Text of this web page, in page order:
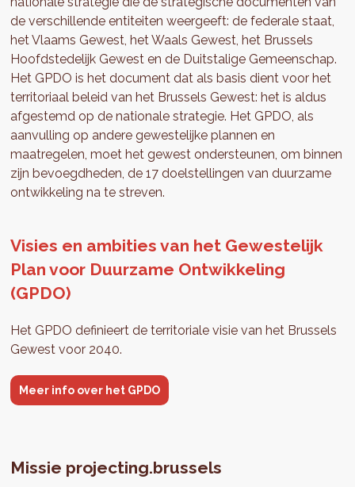
de verschillende entiteiten weergeeft: de federale staat,
het Vlaams Gewest, het Waals Gewest, het Brussels
Hoofdstedelijk Gewest en de Duitstalige Gemeenschap.
Het GPDO is het document dat als basis dient voor het
territoriaal beleid van het Brussels Gewest: het is aldus
afgestemd op de nationale strategie. Het GPDO, als
aanvulling op andere gewestelijke plannen en
maatregelen, moet het gewest ondersteunen, om binnen
zijn bevoegdheden, de 17 doelstellingen van duurzame
ontwikkeling na te streven.
Visies en ambities van het Gewestelijk
Plan voor Duurzame Ontwikkeling
(GPDO)
Het GPDO definieert de territoriale visie van het Brussels
Gewest voor 2040.
Meer info over het GPDO
Missie projecting.brussels